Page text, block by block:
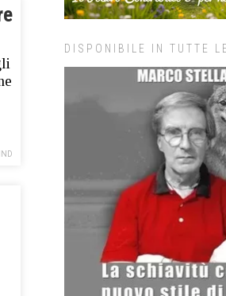
DISPONIBILE IN TUTTE